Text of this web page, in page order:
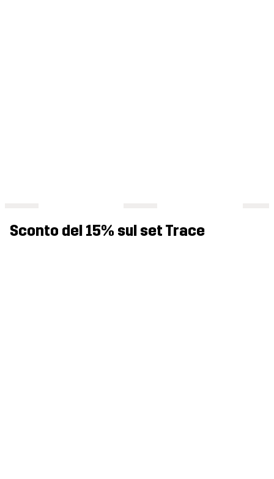
Sconto del 15% sul set Trace